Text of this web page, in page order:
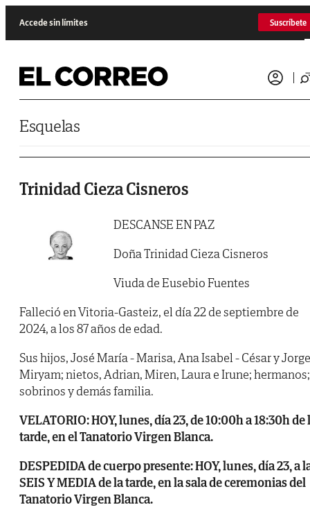
Accede sin límites Suscríbete
Esquelas
Trinidad Cieza Cisneros
DESCANSE EN PAZ
Doña Trinidad Cieza Cisneros
Viuda de Eusebio Fuentes
Falleció en Vitoria-Gasteiz, el día 22 de septiembre de
2024, a los 87 años de edad.
Sus hijos, José María - Marisa, Ana Isabel - César y
Miryam; nietos, Adrian, Miren, Laura e Irune; hermanos;
sobrinos y demás familia.
VELATORIO: HOY, lunes, día 23, de 10:00h a 18:30h de
tarde, en el Tanatorio Virgen Blanca.
DESPEDIDA de cuerpo presente: HOY, lunes, día 23, a
SEIS Y MEDIA de la tarde, en la sala de ceremonias del
Tanatorio Virgen Blanca.